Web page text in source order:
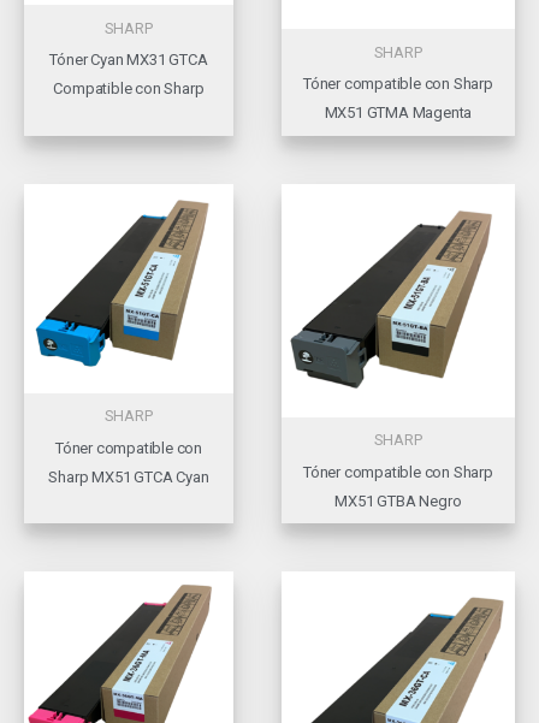
SHARP
Tóner Cyan MX31 GTCA
Compatible con Sharp
SHARP
Tóner compatible con Sharp
MX51 GTMA Magenta
SHARP
Tóner compatible con
Sharp MX51 GTCA Cyan
SHARP
Tóner compatible con Sharp
MX51 GTBA Negro